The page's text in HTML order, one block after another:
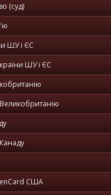
(суд)
ШУ і ЄС
ШУ і ЄС
США